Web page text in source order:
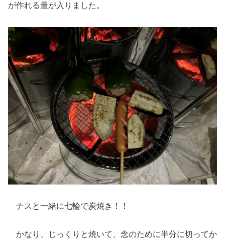
が作れる量が入りました。
ナスと一緒に七輪で炭焼き！！
かなり、じっくりと焼いて、念のために半分に切ってか